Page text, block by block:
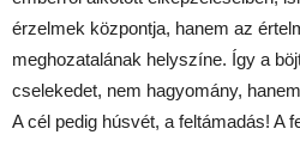
érzelmek központja, hanem az
meghozatalának helyszíne. Így a
cselekedet, nem hagyomány,
A cél pedig húsvét, a feltámadás! A